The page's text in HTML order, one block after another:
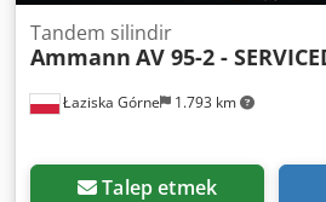
Łaziska Górne 1.793 km
Tandem silindir
Ammann AV 95-2 -
Talep etmek